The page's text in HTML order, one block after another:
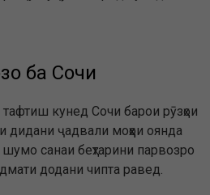
ба Сочи
кунед Сочи барои рӯзҳои
ҷадвали моҳҳои оянда
санаи беҳтарини парвозро
додани чипта равед.